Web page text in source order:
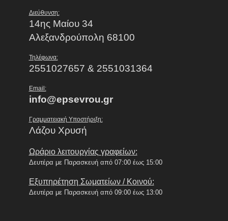
Διεύθυνση:
14ης Μαίου 34
Αλεξανδρούπολη 68100
Τηλέφωνα:
2551027657 & 2551031364
Email:
info@epsevrou.gr
Γραμματειακή Υποστήριξη:
Λάζου Χρυσή
Ωράριο λειτουργίας γραφείων:
Δευτέρα με Παρασκευή από 07:00 έως 15:00
Εξυπηρέτηση Σωματείων / Κοινού:
Δευτέρα με Παρασκευή από 09:00 έως 13:00